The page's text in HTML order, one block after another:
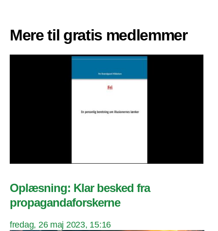
Mere til gratis medlemmer
Oplæsning: Klar besked fra
propagandaforskerne
fredag, 26 maj 2023, 15:16